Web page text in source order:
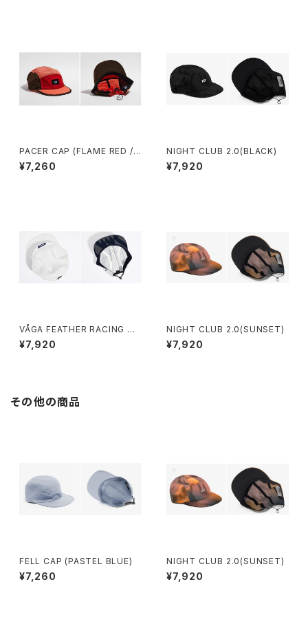
PACER CAP (FLAME RED /
CORAL / BROWN)
¥7,260
NIGHT CLUB 2.0(BLACK)
¥7,920
VÅGA FEATHER RACING CA
P (WHITE)
¥7,920
NIGHT CLUB 2.0(SUNSET)
¥7,920
その他の商品
FELL CAP (PASTEL BLUE)
¥7,260
NIGHT CLUB 2.0(SUNSET)
¥7,920